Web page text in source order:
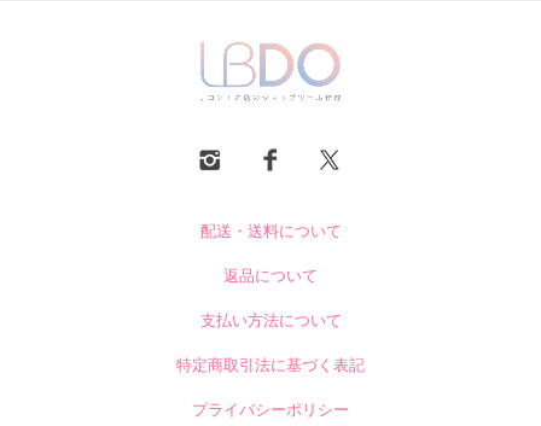
配送・送料について
返品について
支払い方法について
特定商取引法に基づく表記
プライバシーポリシー